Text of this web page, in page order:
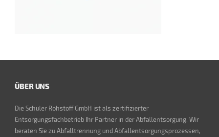
ÜBER UNS
Die Schuler Rohstoff GmbH ist als zertifizierter
Entsorgungsfachbetrieb Ihr Partner in der Abfallentsorgung. Wir
beraten Sie zu Abfalltrennung und Abfallentsorgungsprozessen,